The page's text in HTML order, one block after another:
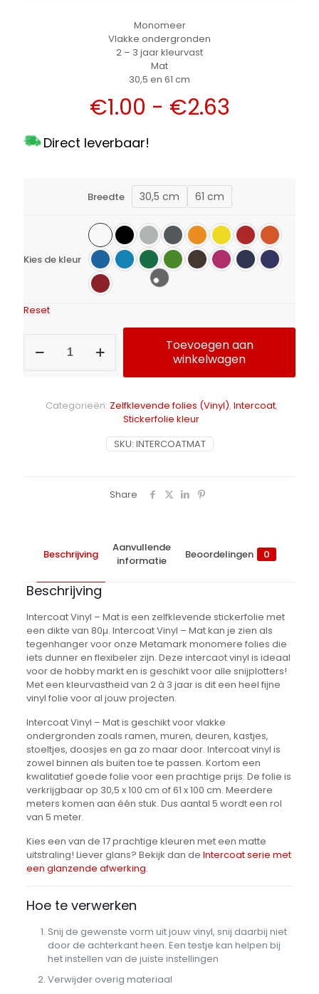
Monomeer
Vlakke ondergronden
2 – 3 jaar kleurvast
Mat
30,5 en 61 cm
€1.00 - €2.63
Direct leverbaar!
Breedte 30,5 cm 61 cm
Kies de kleur
Reset
Vinyl
Toevoegen aan
winkelwagen
SKU: INTERCOATMAT
Categorieën: Zelfklevende folies (Vinyl), Intercoat,
Stickerfolie kleur
Share
Beschrijving
Aanvullende
informatie
Beoordelingen 0
Beschrijving
Intercoat Vinyl – Mat is een zelfklevende stickerfolie met
een dikte van 80µ. Intercoat Vinyl – Mat kan je zien als
tegenhanger voor onze Metamark monomere folies die
iets dunner en flexibeler zijn. Deze intercaot vinyl is ideaal
voor de hobby markt en is geschikt voor alle snijplotters!
Met een kleurvastheid van 2 à 3 jaar is dit een heel fijne
vinyl folie voor al jouw projecten.
Intercoat Vinyl – Mat is geschikt voor vlakke
ondergronden zoals ramen, muren, deuren, kastjes,
stoeltjes, doosjes en ga zo maar door. Intercoat vinyl is
zowel binnen als buiten toe te passen. Kortom een
kwalitatief goede folie voor een prachtige prijs. De folie is
verkrijgbaar op 30,5 x 100 cm of 61 x 100 cm. Meerdere
meters komen aan één stuk. Dus aantal 5 wordt een rol
van 5 meter.
Kies een van de 17 prachtige kleuren met een matte
uitstraling! Liever glans? Bekijk dan de Intercoat serie met
een glanzende afwerking.
Hoe te verwerken
Snij de gewenste vorm uit jouw vinyl, snij daarbij niet
door de achterkant heen. Een testje kan helpen bij
het instellen van de juiste instellingen
Verwijder overig materiaal